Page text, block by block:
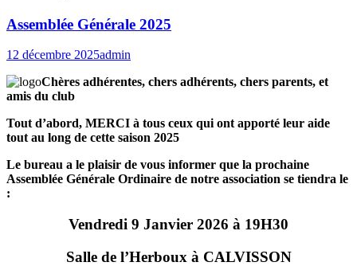
Assemblée Générale 2025
12 décembre 2025admin
Chères adhérentes, chers adhérents, chers parents, et
amis du club
Tout d’abord, MERCI à tous ceux qui ont apporté leur aide
tout au long de cette saison 2025
Le bureau a le plaisir de vous informer que la prochaine
Assemblée Générale Ordinaire de notre association se tiendra le
:
Vendredi 9 Janvier 2026 à 19H30
Salle de l’Herboux à CALVISSON